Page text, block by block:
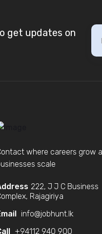
get updates on
where careers grow
scale
222, J J C Business
Rajagiriya
info@jobhunt.lk
+94112 940 900